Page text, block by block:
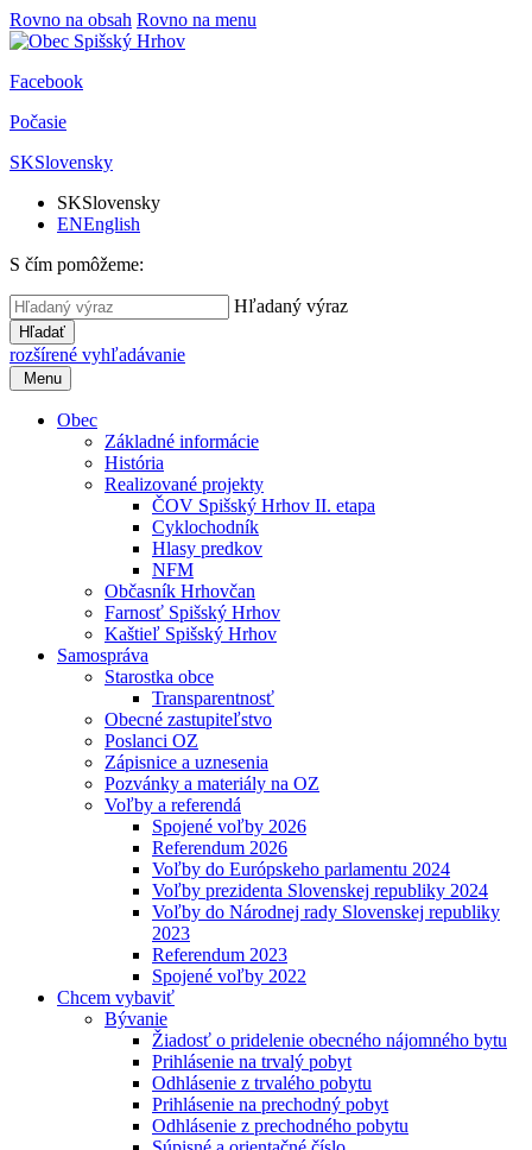
Rovno na obsah Rovno na menu
Facebook
Počasie
SKSlovensky
SKSlovensky
ENEnglish
S čím pomôžeme:
Hľadaný výraz
Hľadať
rozšírené vyhľadávanie
Menu
Obec
Základné informácie
História
Realizované projekty
ČOV Spišský Hrhov II. etapa
Cyklochodník
Hlasy predkov
NFM
Občasník Hrhovčan
Farnosť Spišský Hrhov
Kaštieľ Spišský Hrhov
Samospráva
Starostka obce
Transparentnosť
Obecné zastupiteľstvo
Poslanci OZ
Zápisnice a uznesenia
Pozvánky a materiály na OZ
Voľby a referendá
Spojené voľby 2026
Referendum 2026
Voľby do Európskeho parlamentu 2024
Voľby prezidenta Slovenskej republiky 2024
Voľby do Národnej rady Slovenskej republiky
2023
Referendum 2023
Spojené voľby 2022
Chcem vybaviť
Bývanie
Žiadosť o pridelenie obecného nájomného bytu
Prihlásenie na trvalý pobyt
Odhlásenie z trvalého pobytu
Prihlásenie na prechodný pobyt
Odhlásenie z prechodného pobytu